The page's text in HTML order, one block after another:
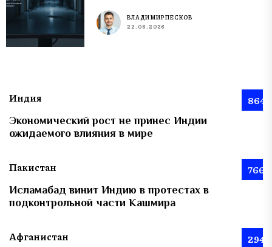
ВЛАДИМИР ПЕСКОВ
22.06.2026
Индия 864
Экономический рост не принес Индии
ожидаемого влияния в мире
Пакистан 766
Исламабад винит Индию в протестах в
подконтрольной части Кашмира
Афганистан 294